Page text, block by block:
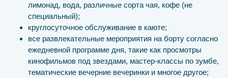
лимонад, вода, различные сорта чая, кофе (не
специальный);
круглосуточное обслуживание в каюте;
все развлекательные мероприятия на борту согласно
ежедневной программе дня, такие как просмотры
кинофильмов под звездами, мастер-классы по зумбе,
тематические вечерние вечеринки и многое другое;